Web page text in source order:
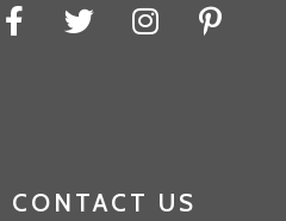
CONTACT US